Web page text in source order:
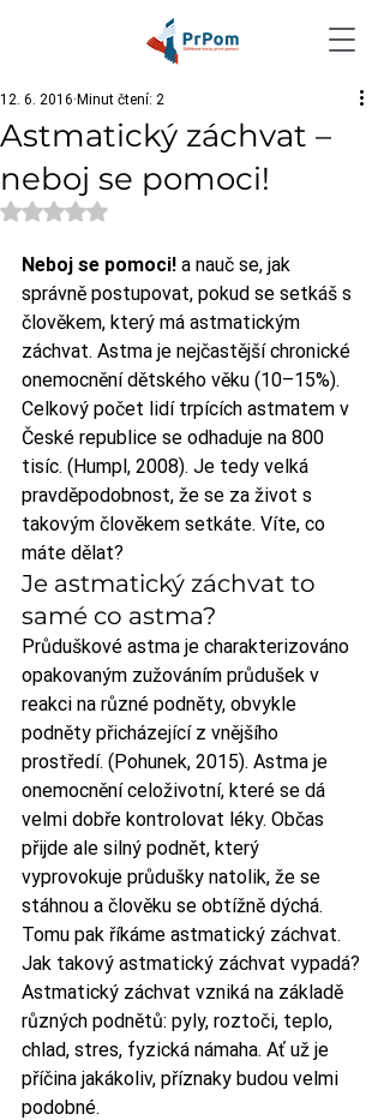
Astmatický záchvat –
neboj se pomoci!
12. 6. 2016 Minut čtení: 2
Hodnoceno NaN z 5 hvězdiček.
Neboj se pomoci! a nauč se, jak
správně postupovat, pokud se setkáš s
člověkem, který má astmatickým
záchvat. Astma je nejčastější chronické
onemocnění dětského věku (10–15%).
Celkový počet lidí trpících astmatem v
České republice se odhaduje na 800
tisíc. (Humpl, 2008). Je tedy velká
pravděpodobnost, že se za život s
takovým člověkem setkáte. Víte, co
máte dělat?
Je astmatický záchvat to
samé co astma?
Průduškové astma je charakterizováno
opakovaným zužováním průdušek v
reakci na různé podněty, obvykle
podněty přicházející z vnějšího
prostředí. (Pohunek, 2015). Astma je
onemocnění celoživotní, které se dá
velmi dobře kontrolovat léky. Občas
přijde ale silný podnět, který
vyprovokuje průdušky natolik, že se
stáhnou a člověku se obtížně dýchá.
Tomu pak říkáme astmatický záchvat.
Jak takový astmatický záchvat vypadá?
Astmatický záchvat vzniká na základě
různých podnětů: pyly, roztoči, teplo,
chlad, stres, fyzická námaha. Ať už je
příčina jakákoliv, příznaky budou velmi
podobné.